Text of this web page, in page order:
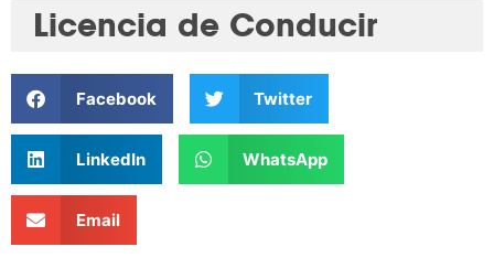
Licencia de Conducir
Facebook Twitter
LinkedIn WhatsApp
Email